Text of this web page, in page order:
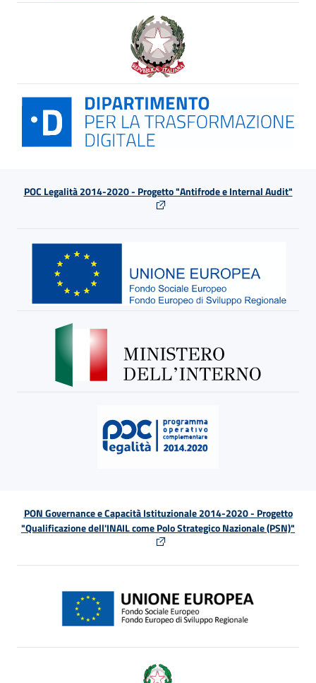
POC Legalità 2014-2020 - Progetto "Antifrode e Internal Audit"
PON Governance e Capacità Istituzionale 2014-2020 - Progetto
"Qualificazione dell'INAIL come Polo Strategico Nazionale (PSN)"